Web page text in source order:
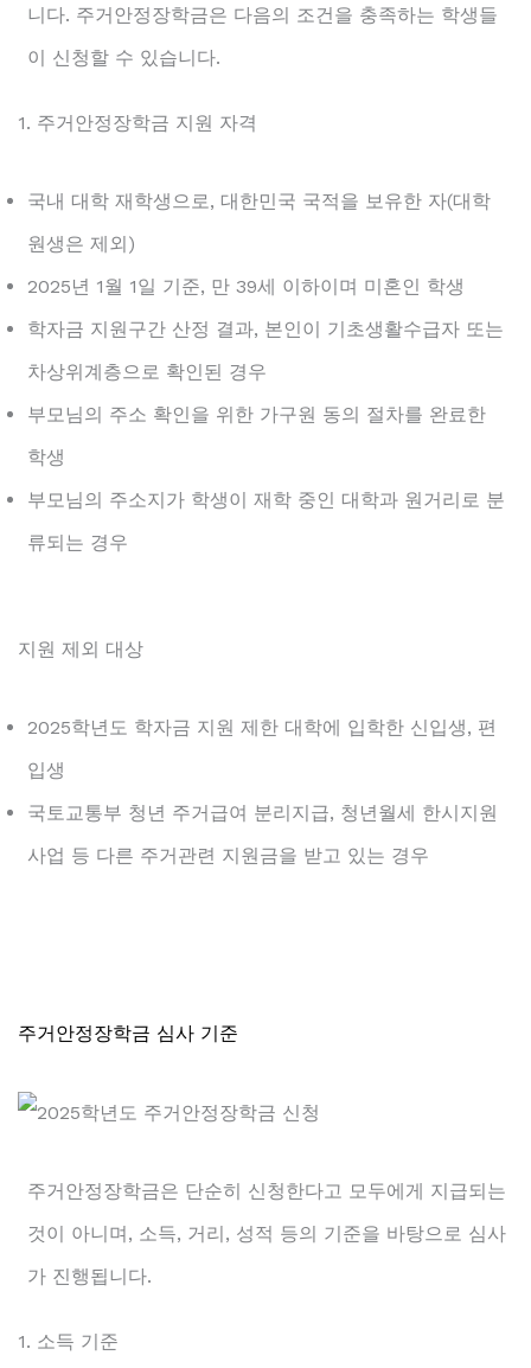
니다. 주거안정장학금은 다음의 조건을 충족하는 학생들
이 신청할 수 있습니다.
1. 주거안정장학금 지원 자격
국내 대학 재학생으로, 대한민국 국적을 보유한 자(대학
원생은 제외)
2025년 1월 1일 기준, 만 39세 이하이며 미혼인 학생
학자금 지원구간 산정 결과, 본인이 기초생활수급자 또는
차상위계층으로 확인된 경우
부모님의 주소 확인을 위한 가구원 동의 절차를 완료한
학생
부모님의 주소지가 학생이 재학 중인 대학과 원거리로 분
류되는 경우
지원 제외 대상
2025학년도 학자금 지원 제한 대학에 입학한 신입생, 편
입생
국토교통부 청년 주거급여 분리지급, 청년월세 한시지원
사업 등 다른 주거관련 지원금을 받고 있는 경우
주거안정장학금 심사 기준
주거안정장학금은 단순히 신청한다고 모두에게 지급되는
것이 아니며, 소득, 거리, 성적 등의 기준을 바탕으로 심사
가 진행됩니다.
1. 소득 기준